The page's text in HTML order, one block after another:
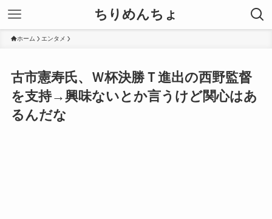
ちりめんちょ
ホーム エンタメ
古市憲寿氏、Ｗ杯決勝Ｔ進出の西野監督
を支持→興味ないとか言うけど関心はあ
るんだな